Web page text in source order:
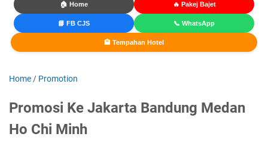
🏠 Home 🔥 Pakej Bajet
📘 FB CJS 📞 WhatsApp
🏨 Tempahan Hotel
Home / Promotion
Promosi Ke Jakarta Bandung Medan
Ho Chi Minh